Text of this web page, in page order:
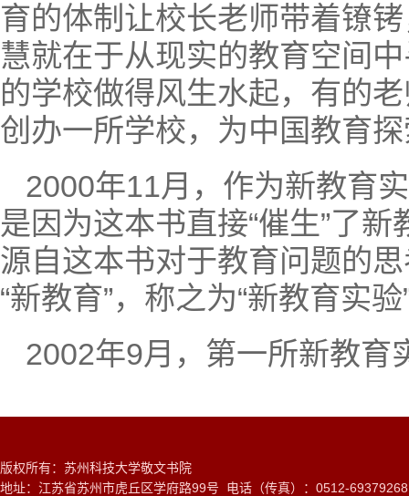
育的体制让校长老师带着镣
慧就在于从现实的教育空间
的学校做得风生水起，有的
创办一所学校，为中国教育
2000年11月，作为新教育
是因为这本书直接“催生”了
源自这本书对于教育问题的
“新教育”，称之为“新教育实验
2002年9月，第一所新教育
版权所有：苏州科技大学敬文书院
地址：江苏省苏州市虎丘区学府路99号 电话（传真）：0512-